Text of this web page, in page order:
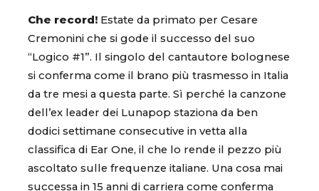
Che record! Estate da primato per Cesare
Cremonini che si gode il successo del suo
“Logico #1”. Il singolo del cantautore bolognese
si conferma come il brano più trasmesso in Italia
da tre mesi a questa parte. Sì perché la canzone
dell’ex leader dei Lunapop staziona da ben
dodici settimane consecutive in vetta alla
classifica di Ear One, il che lo rende il pezzo più
ascoltato sulle frequenze italiane. Una cosa mai
successa in 15 anni di carriera come conferma